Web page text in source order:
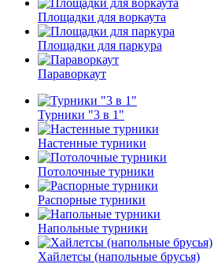
Площадки для воркаута
Площадки для паркура
Параворкаут
Турники "3 в 1"
Настенные турники
Потолочные турники
Распорные турники
Напольные турники
Хайлетсы (напольные брусья)